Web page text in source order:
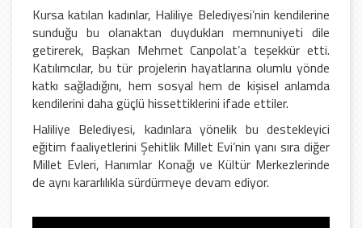
Kursa katılan kadınlar, Haliliye Belediyesi’nin kendilerine
sunduğu bu olanaktan duydukları memnuniyeti dile
getirerek, Başkan Mehmet Canpolat’a teşekkür etti.
Katılımcılar, bu tür projelerin hayatlarına olumlu yönde
katkı sağladığını, hem sosyal hem de kişisel anlamda
kendilerini daha güçlü hissettiklerini ifade ettiler.
Haliliye Belediyesi, kadınlara yönelik bu destekleyici
eğitim faaliyetlerini Şehitlik Millet Evi’nin yanı sıra diğer
Millet Evleri, Hanımlar Konağı ve Kültür Merkezlerinde
de aynı kararlılıkla sürdürmeye devam ediyor.